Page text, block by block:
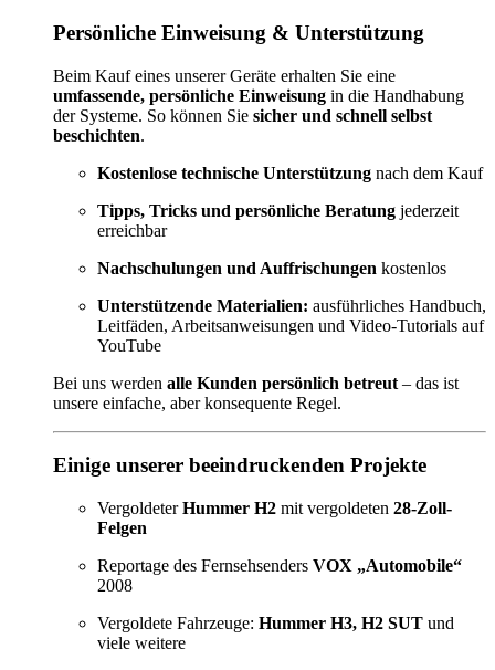
Persönliche Einweisung & Unterstützung
Beim Kauf eines unserer Geräte erhalten Sie eine
umfassende, persönliche Einweisung in die Handhabung
der Systeme. So können Sie sicher und schnell selbst
beschichten.
Kostenlose technische Unterstützung nach dem Kauf
Tipps, Tricks und persönliche Beratung jederzeit
erreichbar
Nachschulungen und Auffrischungen kostenlos
Unterstützende Materialien: ausführliches Handbuch,
Leitfäden, Arbeitsanweisungen und Video-Tutorials auf
YouTube
Bei uns werden alle Kunden persönlich betreut – das ist
unsere einfache, aber konsequente Regel.
Einige unserer beeindruckenden Projekte
VergoldeterHummer H2 mit vergoldeten 28-Zoll-
Felgen
Reportage des Fernsehsenders VOX „Automobile“
2008
Vergoldete Fahrzeuge: Hummer H3, H2 SUT und
viele weitere